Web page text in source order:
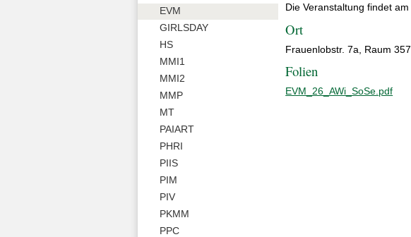
EVM
GIRLSDAY
HS
MMI1
MMI2
MMP
MT
PAIART
PHRI
PIIS
PIM
PIV
PKMM
PPC
Die Veranstaltung findet am
Ort
Frauenlobstr. 7a, Raum 357
Folien
EVM_26_AWi_SoSe.pdf